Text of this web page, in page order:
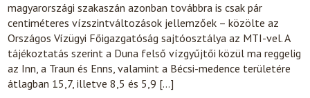
magyarországi szakaszán azonban továbbra is csak pár
centiméteres vízszintváltozások jellemzőek – közölte az
Országos Vízügyi Főigazgatóság sajtóosztálya az MTI-vel. A
tájékoztatás szerint a Duna felső vízgyűjtői közül ma reggelig
az Inn, a Traun és Enns, valamint a Bécsi-medence területére
átlagban 15,7, illetve 8,5 és 5,9 […]